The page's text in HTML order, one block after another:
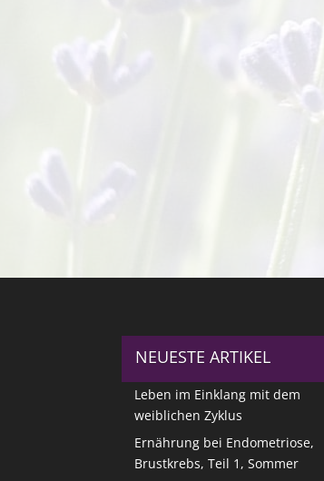
NEUESTE ARTIKEL
Leben im Einklang mit dem
weiblichen Zyklus
Ernährung bei Endometriose,
Brustkrebs, Teil 1, Sommer